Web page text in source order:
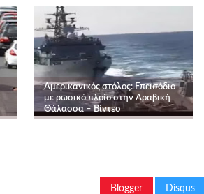
Αμερικανικός στόλος: Επεισόδιο
με ρωσικό πλοίο στην Αραβική
Θάλασσα – Βίντεο
Blogger Disqus